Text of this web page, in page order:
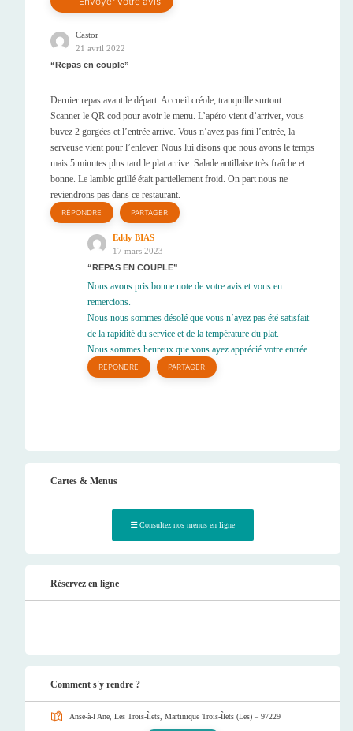
Castor
21 avril 2022
Repas en couple
Dernier repas avant le départ. Accueil créole, tranquille surtout.
Scanner le QR cod pour avoir le menu. L’apéro vient d’arriver, vous
buvez 2 gorgées et l’entrée arrive. Vous n’avez pas fini l’entrée, la
serveuse vient pour l’enlever. Nous lui disons que nous avons le temps
mais 5 minutes plus tard le plat arrive. Salade antillaise très fraîche et
bonne. Le lambic grillé était partiellement froid. On part nous ne
reviendrons pas dans ce restaurant.
RÉPONDRE PARTAGER
Eddy BIAS
17 mars 2023
REPAS EN COUPLE
Nous avons pris bonne note de votre avis et vous en
remercions.
Nous nous sommes désolé que vous n’ayez pas été satisfait
de la rapidité du service et de la température du plat.
Nous sommes heureux que vous ayez apprécié votre entrée.
RÉPONDRE PARTAGER
Cartes & Menus
Consultez nos menus en ligne
Réservez en ligne
Comment s'y rendre ?
Anse-à-l Ane, Les Trois-Îlets, Martinique Trois-Îlets (Les) – 97229